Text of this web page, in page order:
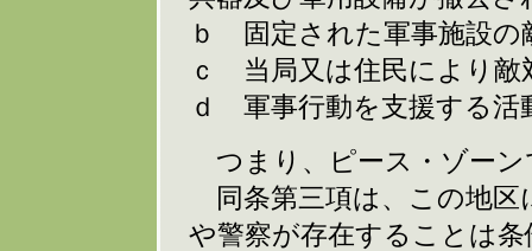
ｂ 固定された軍事施設の
ｃ 当局又は住民により敵
ｄ 軍事行動を支援する活
つまり、ピース・ゾーン
同条第三項は、この地区
や警察が存在することは